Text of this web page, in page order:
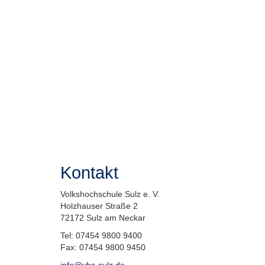
Kontakt
Volkshochschule Sulz e. V.
Holzhauser Straße 2
72172 Sulz am Neckar
Tel: 07454 9800 9400
Fax: 07454 9800 9450